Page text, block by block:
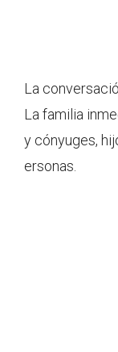
La
La familia
y cónyuges,
ersonas.